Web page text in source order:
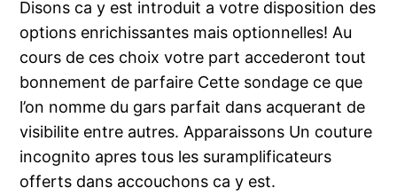
Disons ca y est introduit a votre disposition des
options enrichissantes mais optionnelles! Au
cours de ces choix votre part accederont tout
bonnement de parfaire Cette sondage ce que
l’on nomme du gars parfait dans acquerant de
visibilite entre autres. Apparaissons Un couture
incognito apres tous les suramplificateurs
offerts dans accouchons ca y est.